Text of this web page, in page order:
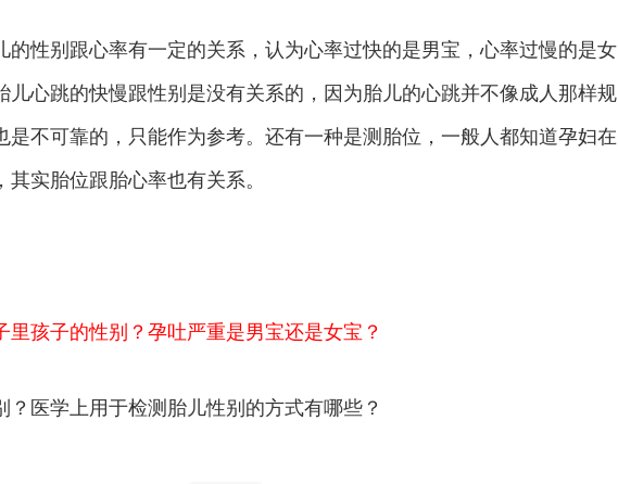
性别跟心率有一定的关系，认为心率过快的是男宝，心率过慢的是女
儿心跳的快慢跟性别是没有关系的，因为胎儿的心跳并不像成人那样规
是不可靠的，只能作为参考。还有一种是测胎位，一般人都知道孕妇在
实胎位跟胎心率也有关系。
孩子的性别？孕吐严重是男宝还是女宝？
？医学上用于检测胎儿性别的方式有哪些？